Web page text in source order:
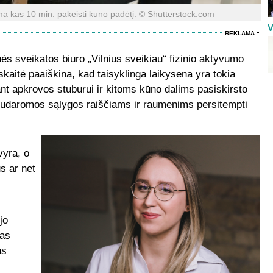
kas 10 min. pakeisti kūno padėtį. © Shutterstock.com
REKLAMA
sveikatos biuro „Vilnius sveikiau“ fizinio aktyvumo
paaiškina, kad taisyklinga laikysena yra tokia
apkrovos stuburui ir kitoms kūno dalims pasiskirsto
sąlygos raiščiams ir raumenims persitempti
o
ar net